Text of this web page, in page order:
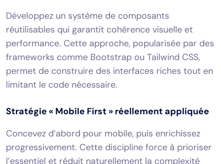
Développez un système de composants
réutilisables qui garantit cohérence visuelle et
performance. Cette approche, popularisée par des
frameworks comme Bootstrap ou Tailwind CSS,
permet de construire des interfaces riches tout en
limitant le code nécessaire.
Stratégie « Mobile First » réellement appliquée
Concevez d’abord pour mobile, puis enrichissez
progressivement. Cette discipline force à prioriser
l’essentiel et réduit naturellement la complexité